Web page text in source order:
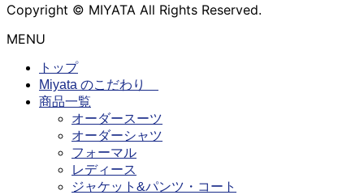
Copyright © MIYATA All Rights Reserved.
MENU
トップ
Miyata のこだわり
商品一覧
オーダースーツ
オーダーシャツ
フォーマル
レディース
ジャケット&パンツ・コート